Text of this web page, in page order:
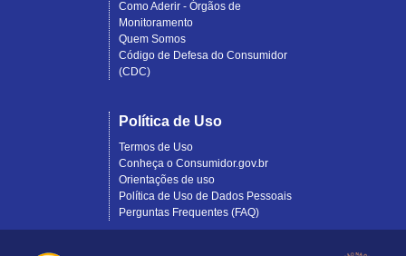
Como Aderir - Órgãos de
Monitoramento
Quem Somos
Código de Defesa do Consumidor
(CDC)
Política de Uso
Termos de Uso
Conheça o Consumidor.gov.br
Orientações de uso
Política de Uso de Dados Pessoais
Perguntas Frequentes (FAQ)